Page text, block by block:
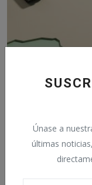
Únase a
últimas
Estados Unidos
Comentarios